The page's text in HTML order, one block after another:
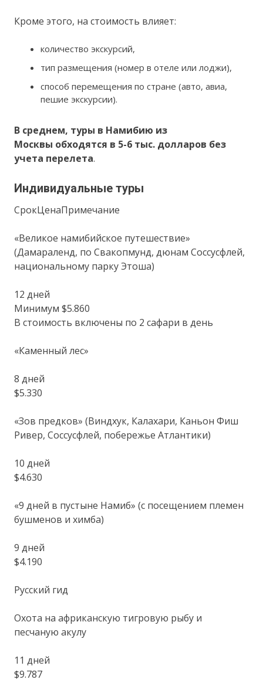
Кроме этого, на стоимость влияет:
количество экскурсий,
тип размещения (номер в отеле или лоджи),
способ перемещения по стране (авто, авиа,
пешие экскурсии).
В среднем, туры в Намибию из
Москвы обходятся в 5-6 тыс. долларов без
учета перелета.
Индивидуальные туры
СрокЦенаПримечание
«Великое намибийское путешествие»
(Дамараленд, по Свакопмунд, дюнам Соссусфлей,
национальному парку Этоша)
12 дней
Минимум $5.860
В стоимость включены по 2 сафари в день
«Каменный лес»
8 дней
$5.330
«Зов предков» (Виндхук, Калахари, Каньон Фиш
Ривер, Соссусфлей, побережье Атлантики)
10 дней
$4.630
«9 дней в пустыне Намиб» (с посещением племен
бушменов и химба)
9 дней
$4.190
Русский гид
Охота на африканскую тигровую рыбу и
песчаную акулу
11 дней
$9.787